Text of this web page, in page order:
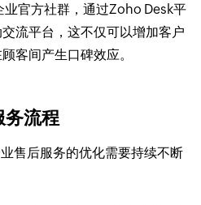
业官方社群，通过Zoho Desk平
流平台，这不仅可以增加客户
客间产生口碑效应。
务流程
售后服务的优化需要持续不断